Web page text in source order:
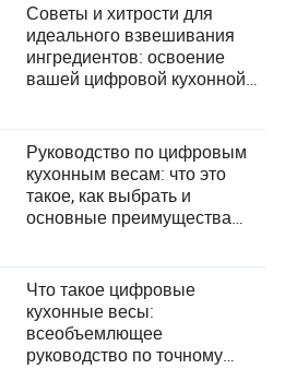
Советы и хитрости для
идеального взвешивания
ингредиентов: освоение
вашей цифровой кухонной
Руководство по цифровым
кухонным весам: что это
такое, как выбрать и
основные преимущества
Что такое цифровые
кухонные весы:
всеобъемлющее
руководство по точному